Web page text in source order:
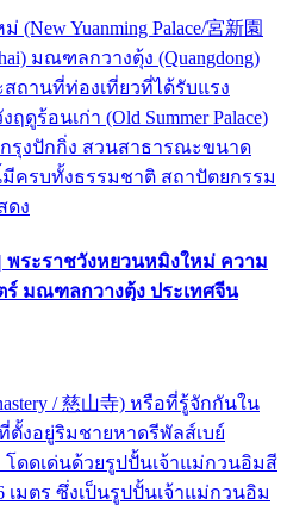
Yuanming Palace/宮新園
มณฑลกวางตุ้ง (Quangdong)
ถานที่ท่องเที่ยวที่ได้รับแรง
ดูร้อนเก่า (Old Summer Palace)
รุงปักกิ่ง สวนสาธารณะขนาด
ครบทั้งธรรมชาติ สถาปัตยกรรม
ดง
| พระราชวังหยวนหมิงใหม่ ความ
มณฑลกวางตุ้ง ประเทศจีน
/ 慈山寺) หรือที่รู้จักกันใน
งอยู่ริมชายหาดรีพัลส์เบย์
โดดเด่นด้วยรูปปั้นเจ้าแม่กวนอิมสี
มตร ซึ่งเป็นรูปปั้นเจ้าแม่กวนอิม